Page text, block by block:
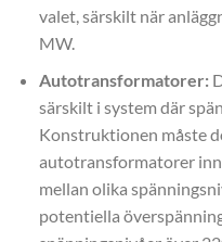
valet, särskilt när
MW.
Autotransformatorer:
särskilt i system där
Konstruktionen måste
autotransformatorer
mellan olika
potentiella